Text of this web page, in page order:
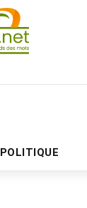
POLITIQUE